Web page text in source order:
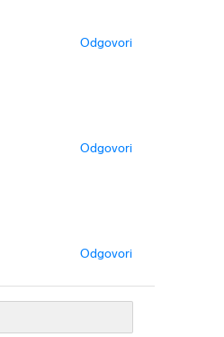
Odgovori
Odgovori
Odgovori